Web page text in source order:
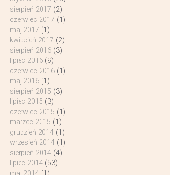
sierpień 2017 (2)
czerwiec 2017 (1)
maj 2017 (1)
kwiecień 2017 (2)
sierpień 2016(3)
lipiec 2016(9)
czerwiec 2016(1)
maj 2016(1)
sierpień 2015 (3)
lipiec 2015 (3)
czerwiec 2015 (1)
marzec 2015 (1)
grudzień 2014(1)
wrzesień 2014(1)
sierpień 2014(4)
lipiec 2014(53)
maj 2014(1)